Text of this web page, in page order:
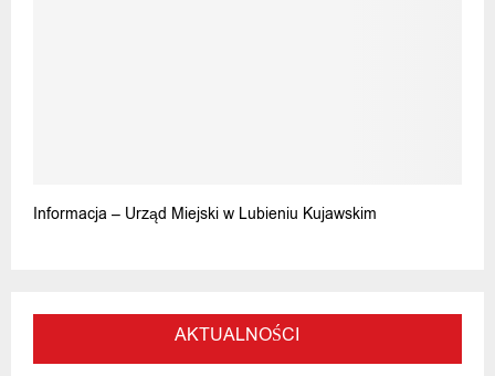
Informacja – Urząd Miejski w Lubieniu Kujawskim
AKTUALNOŚCI